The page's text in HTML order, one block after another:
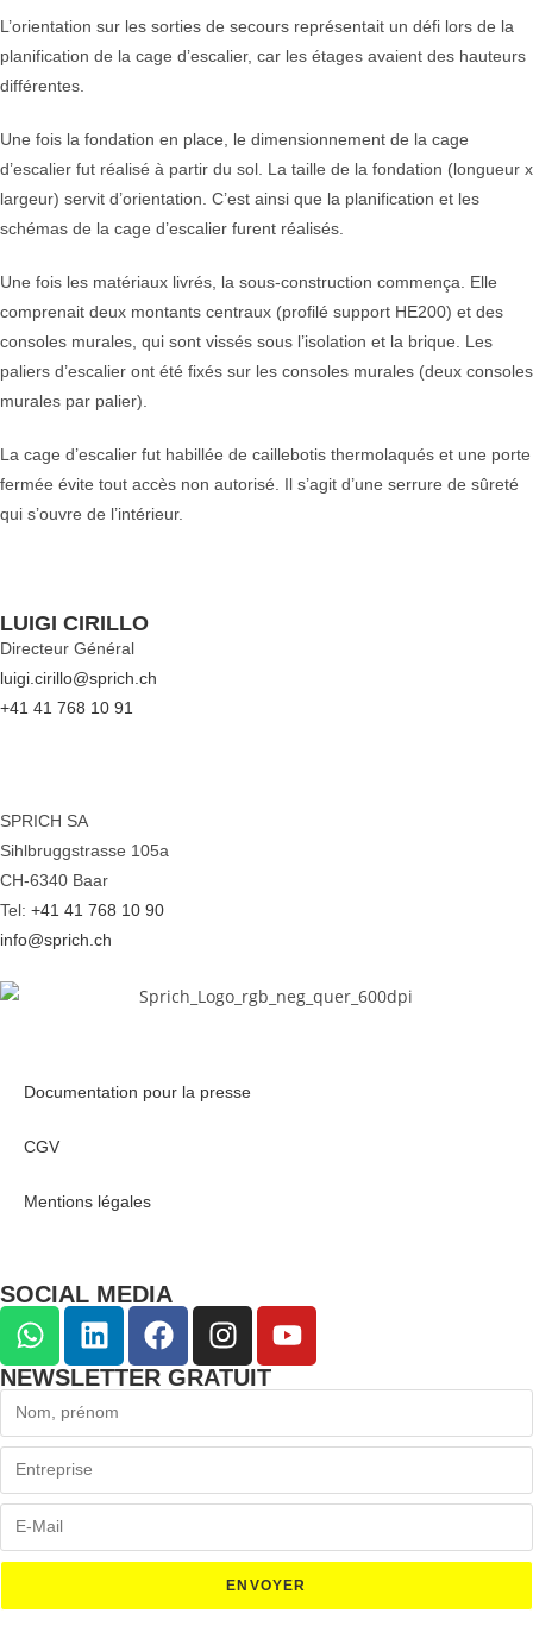
L’orientation sur les sorties de secours représentait un défi lors de la
planification de la cage d’escalier, car les étages avaient des hauteurs
différentes.
Une fois la fondation en place, le dimensionnement de la cage
d’escalier fut réalisé à partir du sol. La taille de la fondation (longueur x
largeur) servit d’orientation. C’est ainsi que la planification et les
schémas de la cage d’escalier furent réalisés.
Une fois les matériaux livrés, la sous-construction commença. Elle
comprenait deux montants centraux (profilé support HE200) et des
consoles murales, qui sont vissés sous l’isolation et la brique. Les
paliers d’escalier ont été fixés sur les consoles murales (deux consoles
murales par palier).
La cage d’escalier fut habillée de caillebotis thermolaqués et une porte
fermée évite tout accès non autorisé. Il s’agit d’une serrure de sûreté
qui s’ouvre de l’intérieur.
LUIGI CIRILLO
Directeur Général
luigi.cirillo@sprich.ch
+41 41 768 10 91
SPRICH SA
Sihlbruggstrasse 105a
CH-6340 Baar
Tel: +41 41 768 10 90
info@sprich.ch
Documentation pour la presse
CGV
Mentions légales
SOCIAL MEDIA
NEWSLETTER GRATUIT